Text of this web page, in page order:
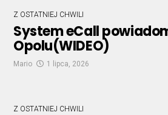
Z OSTATNIEJ CHWILI
System eCall
Opolu(WIDEO)
Mario 1 lipca, 2026
Z OSTATNIEJ CHWILI